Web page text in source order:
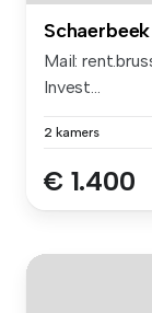
Schaerbeek
Mail:
Invest...
2 kamers
€ 1.400